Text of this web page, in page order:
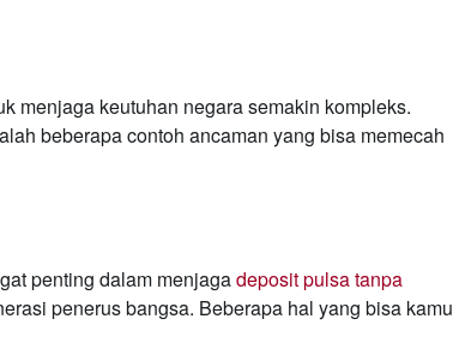
menjaga keutuhan negara semakin kompleks.
beberapa contoh ancaman yang bisa memecah
penting dalam menjagadeposit pulsa tanpa
penerus bangsa. Beberapa hal yang bisa kamu